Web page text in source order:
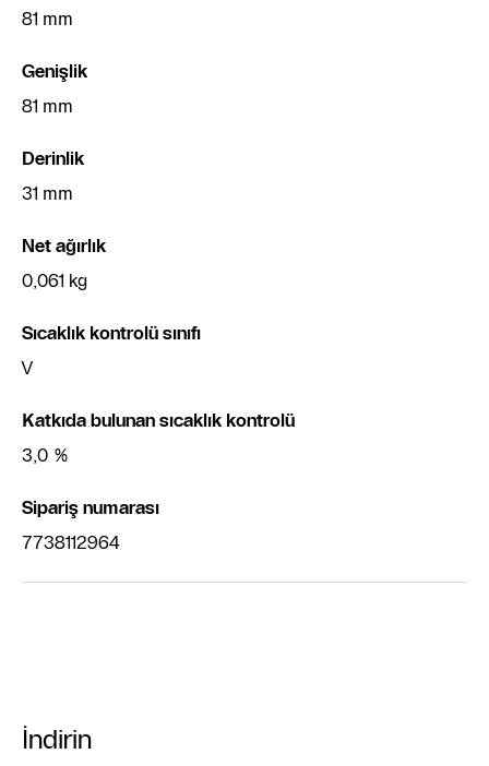
81 mm
Genişlik
81 mm
Derinlik
31 mm
Net ağırlık
0,061 kg
Sıcaklık kontrolü sınıfı
V
Katkıda bulunan sıcaklık kontrolü
3,0 %
‌Sipariş numarası
7738112964
İndirin